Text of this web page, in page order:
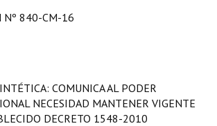
Nº 840-CM-16
COMUNICA AL PODER
NECESIDAD MANTENER VIGENTE
DECRETO 1548-2010